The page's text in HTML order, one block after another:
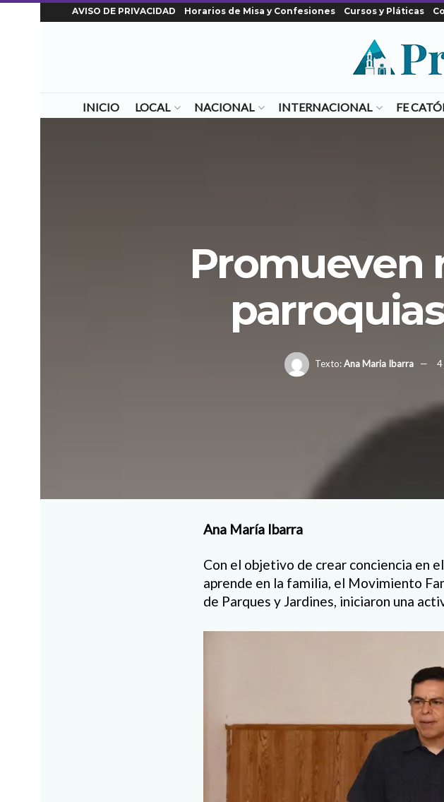
AVISO DE PRIVACIDAD Horarios de Misa y Confesiones Cursos y Pláticas
INICIO LOCAL NACIONAL INTERNACIONAL FE
Promueven
Texto: Ana Maria Ibarra 4
Ana María Ibarra
Con el objetivo de crear conciencia en
aprende en la familia, el Movimiento
de Parques y Jardines, iniciaron una